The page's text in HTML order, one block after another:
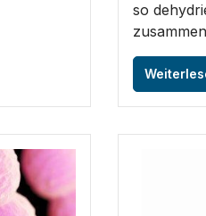
so